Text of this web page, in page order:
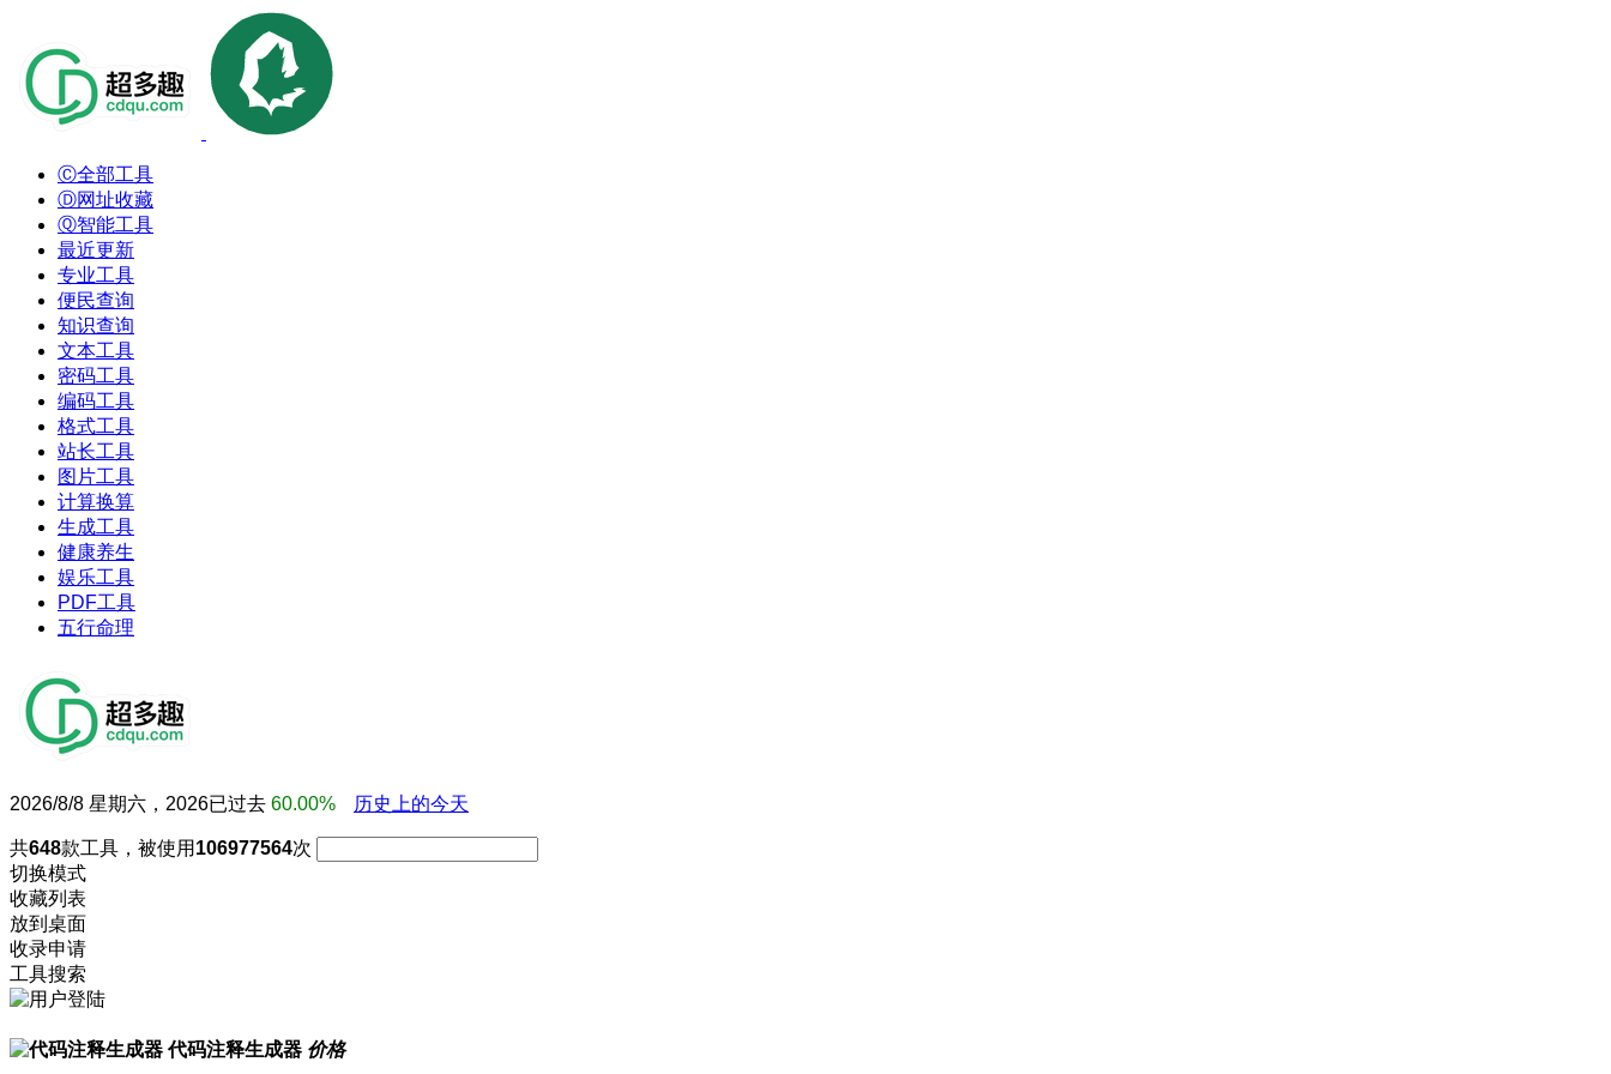
Ⓒ全部工具
Ⓓ网址收藏
Ⓠ智能工具
最近更新
专业工具
便民查询
知识查询
文本工具
密码工具
编码工具
格式工具
站长工具
图片工具
计算换算
生成工具
健康养生
娱乐工具
PDF工具
五行命理
2026/8/8 星期六，2026已过去 60.00% 历史上的今天
共648款工具，被使用 106977564次
切换模式
收藏列表
放到桌面
收录申请
工具搜索
代码注释生成器 价格